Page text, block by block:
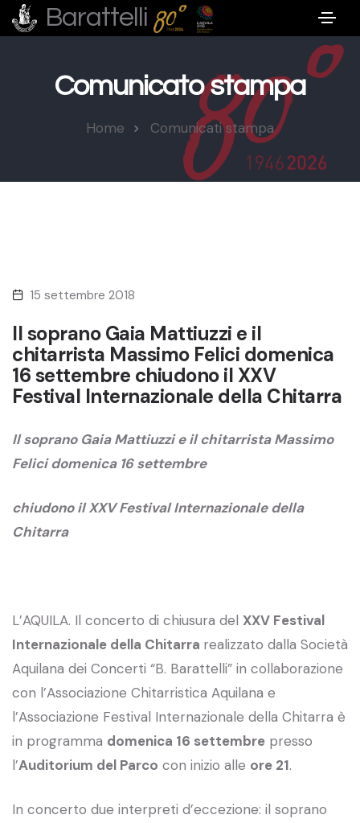
Barattelli
Comunicato stampa
Home Comunicati stampa
15 settembre 2018
Il soprano Gaia Mattiuzzi e il
chitarrista Massimo Felici domenica
16 settembre chiudono il XXV
Festival Internazionale della Chitarra
Il soprano Gaia Mattiuzzi e il chitarrista Massimo
Felici domenica 16 settembre
chiudono il XXV Festival Internazionale della
Chitarra
L’AQUILA. Il concerto di chiusura del XXV Festival
Internazionale della Chitarra realizzato dalla Società
Aquilana dei Concerti “B. Barattelli” in collaborazione
con l’Associazione Chitarristica Aquilana e
l’Associazione Festival Internazionale della Chitarra è
in programma domenica 16 settembre presso
l’Auditorium del Parco con inizio alle ore 21.
In concerto due interpreti d’eccezione: il soprano